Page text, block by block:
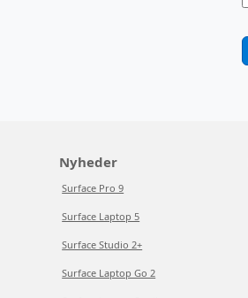
Nyheder
Surface Pro 9
Surface Laptop 5
Surface Studio 2+
Surface Laptop Go 2